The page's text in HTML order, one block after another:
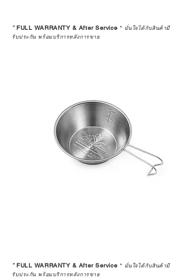
details, please come to purchase at
the store.
*FULL WARRANTY & After Service * มั่นใจได้กับสินค้ามี
รับประกัน พร้อมบริการหลังการขาย
*FULL WARRANTY & After Service * มั่นใจได้กับสินค้ามี
รับประกัน พร้อมบริการหลังการขาย